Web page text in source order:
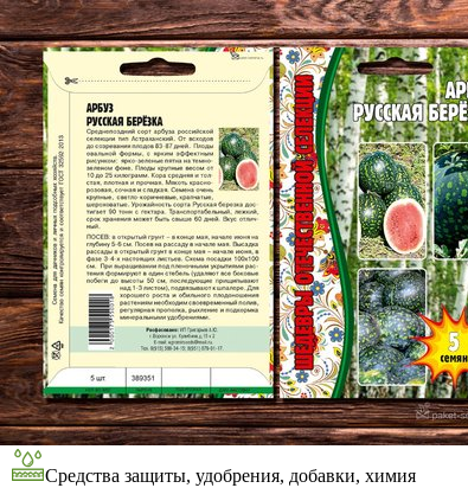
Выберите город
Обратный звонокЗаказать обратный звонок
Каталог
Семена
Грунты
Газонные травы, сидераты
Горшки, рассадники, аксессуары
Посадочный материал
Садовый инструмент, инвентарь
Консервирование
Средства защиты, удобрения, добавки, химия